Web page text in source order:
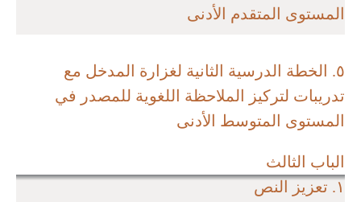
المستوى المتقدم الأدنى
٥. الخطة الدرسية الثانية لغزارة المدخل مع
تدريبات لتركيز الملاحظة اللغوية للمصدر في
المستوى المتوسط الأدنى
الباب الثالث
١. تعزيز النص